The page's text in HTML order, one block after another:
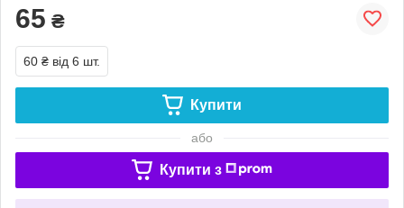
65 ₴
60 ₴ від 6 шт.
Купити
або
Купити з